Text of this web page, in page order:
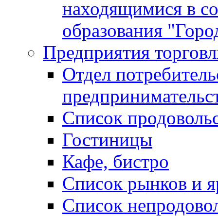
находящимися в
образования
Предприятия
Отдел
Список
Гостиницы
Кафе, бистро
Cписок рынков и
Список